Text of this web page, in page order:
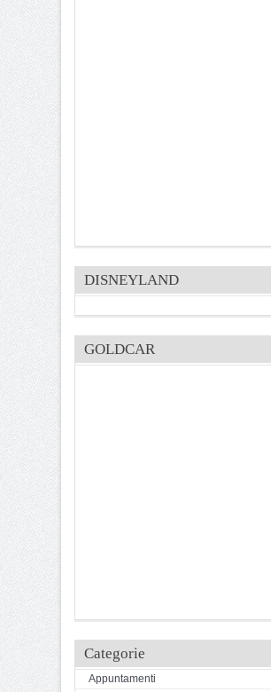
DISNEYLAND
GOLDCAR
Categorie
Appuntamenti